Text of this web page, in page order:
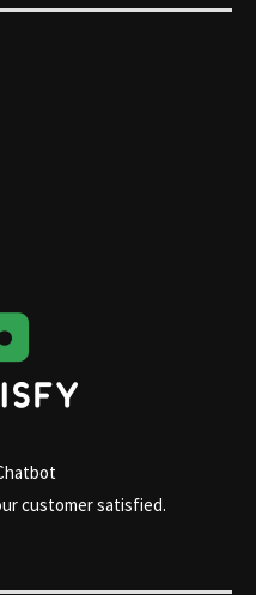
customer satisfied.